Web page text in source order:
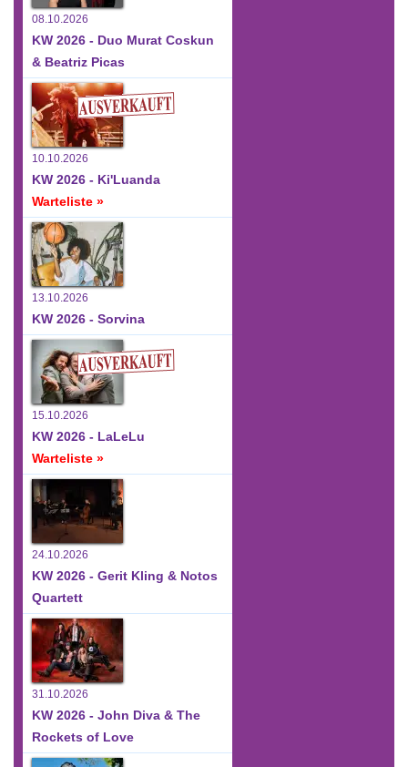
08.10.2026
KW 2026 - Duo Murat Coskun
& Beatriz Picas
10.10.2026
KW 2026 - Ki'Luanda
Warteliste »
13.10.2026
KW 2026 - Sorvina
15.10.2026
KW 2026 - LaLeLu
Warteliste »
24.10.2026
KW 2026 - Gerit Kling & Notos
Quartett
31.10.2026
KW 2026 - John Diva & The
Rockets of Love